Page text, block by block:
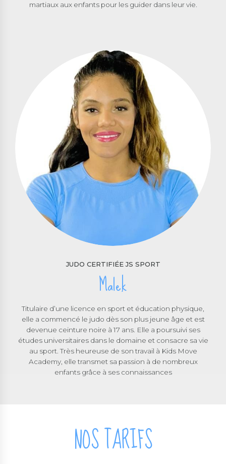
martiaux aux enfants pour les guider dans leur vie.
JUDO CERTIFIÉE JS SPORT
Malek
Titulaire d’une licence en sport et éducation physique,
elle a commencé le judo dès son plus jeune âge et est
devenue ceinture noire à 17 ans. Elle a poursuivi ses
études universitaires dans le domaine et consacre sa vie
au sport. Très heureuse de son travail à Kids Move
Academy, elle transmet sa passion à de nombreux
enfants grâce à ses connaissances
NOS TARIFS